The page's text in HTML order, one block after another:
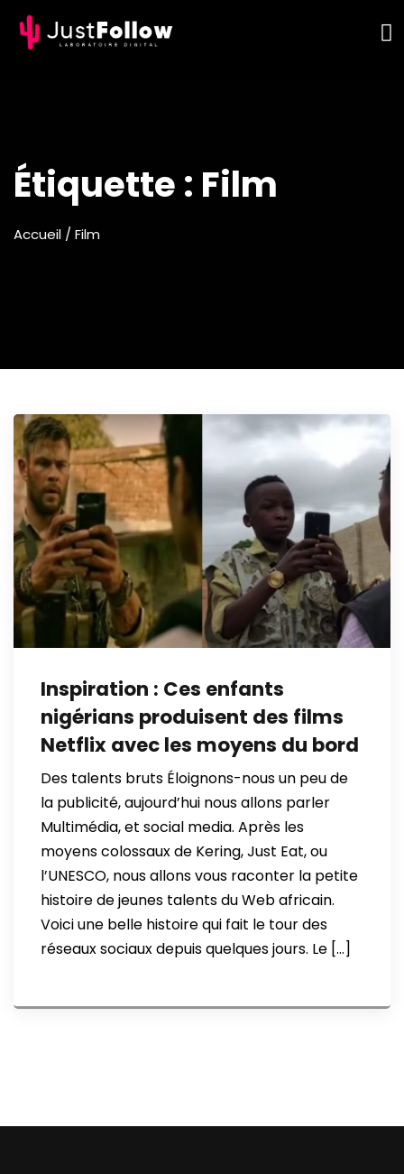
Étiquette : Film
Accueil / Film
Inspiration : Ces enfants
nigérians produisent des films
Netflix avec les moyens du bord
Des talents bruts Éloignons-nous un peu de
la publicité, aujourd’hui nous allons parler
Multimédia, et social media. Après les
moyens colossaux de Kering, Just Eat, ou
l’UNESCO, nous allons vous raconter la petite
histoire de jeunes talents du Web africain.
Voici une belle histoire qui fait le tour des
réseaux sociaux depuis quelques jours. Le […]